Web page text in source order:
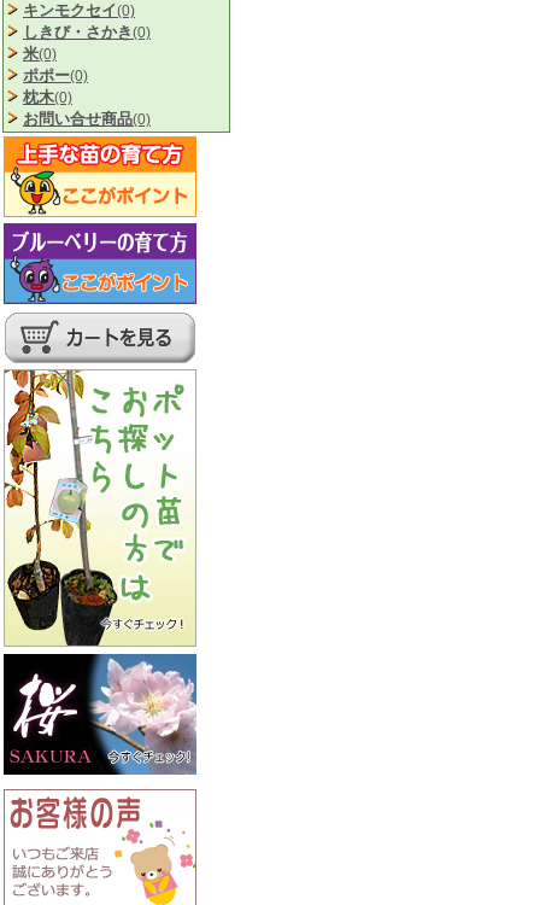
キンモクセイ(0)
しきび・さかき(0)
米(0)
ポポー(0)
枕木(0)
お問い合せ商品(0)